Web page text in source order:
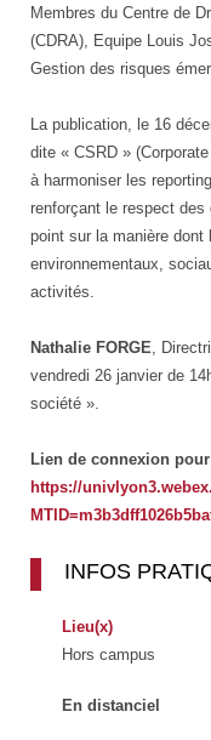
Membres du Centre de
(CDRA), Equipe Louis
Gestion des risques
La publication, le 16
dite « CSRD »
à harmoniser les
renforçant le respect
point sur la manière
environnementaux,
activités.
Nathalie FORGE,
vendredi 26 janvier de
société ».
Lien de connexion
https://
INFOS
Lieu(x)
Hors campus
En distanciel